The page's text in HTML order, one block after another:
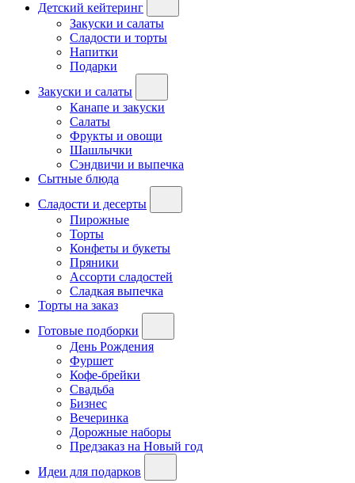
Детский кейтеринг
Закуски и салаты
Сладости и торты
Напитки
Подарки
Закуски и салаты
Канапе и закуски
Салаты
Фрукты и овощи
Шашлычки
Сэндвичи и выпечка
Сытные блюда
Сладости и десерты
Пирожные
Торты
Конфеты и букеты
Пряники
Ассорти сладостей
Сладкая выпечка
Торты на заказ
Готовые подборки
День Рождения
Фуршет
Кофе-брейки
Свадьба
Бизнес
Вечеринка
Дорожные наборы
Предзаказ на Новый год
Идеи для подарков